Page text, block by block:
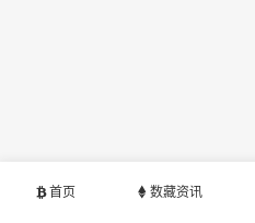
首页 数藏资讯